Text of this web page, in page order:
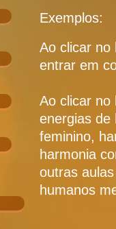
Exemplos:
Ao clicar
entrar em
Ao clicar
energias de
feminino,
harmonia
outras
humanos